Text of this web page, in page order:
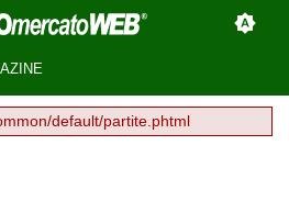
default/partite.phtml